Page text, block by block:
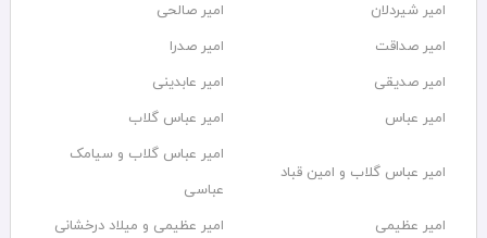
امیر شیردلان
امیر صالحی
امیر صداقت
امیر صدرا
امیر صدیقی
امیر عابدینی
امیر عباس
امیر عباس گلاب
امیر عباس گلاب و امین قباد
امیر عباس گلاب و سیامک
عباسی
امیر عظیمی
امیر عظیمی و میلاد درخشانی